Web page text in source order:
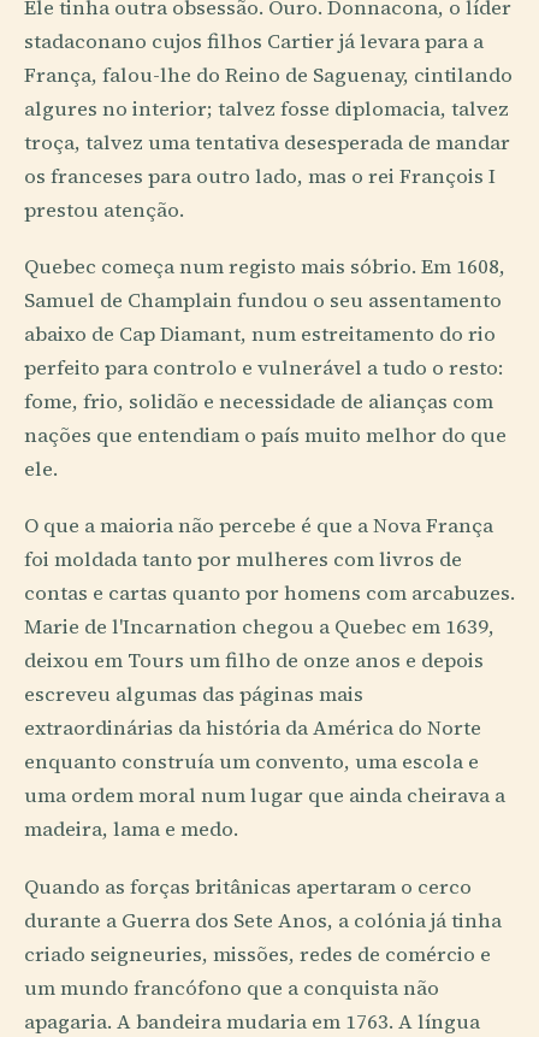
Ele tinha outra obsessão. Ouro. Donnacona, o líder
stadaconano cujos filhos Cartier já levara para a
França, falou-lhe do Reino de Saguenay, cintilando
algures no interior; talvez fosse diplomacia, talvez
troça, talvez uma tentativa desesperada de mandar
os franceses para outro lado, mas o rei François I
prestou atenção.
Quebec começa num registo mais sóbrio. Em 1608,
Samuel de Champlain fundou o seu assentamento
abaixo de Cap Diamant, num estreitamento do rio
perfeito para controlo e vulnerável a tudo o resto:
fome, frio, solidão e necessidade de alianças com
nações que entendiam o país muito melhor do que
ele.
O que a maioria não percebe é que a Nova França
foi moldada tanto por mulheres com livros de
contas e cartas quanto por homens com arcabuzes.
Marie de l'Incarnation chegou a Quebec em 1639,
deixou em Tours um filho de onze anos e depois
escreveu algumas das páginas mais
extraordinárias da história da América do Norte
enquanto construía um convento, uma escola e
uma ordem moral num lugar que ainda cheirava a
madeira, lama e medo.
Quando as forças britânicas apertaram o cerco
durante a Guerra dos Sete Anos, a colónia já tinha
criado seigneuries, missões, redes de comércio e
um mundo francófono que a conquista não
apagaria. A bandeira mudaria em 1763. A língua